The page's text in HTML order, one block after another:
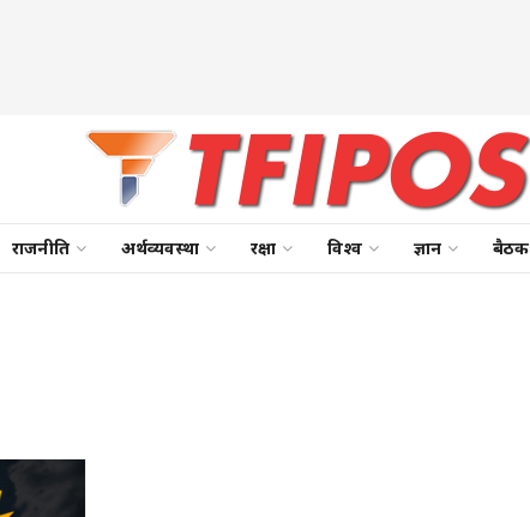
राजनीति अर्थव्यवस्था रक्षा विश्व ज्ञान बैठक